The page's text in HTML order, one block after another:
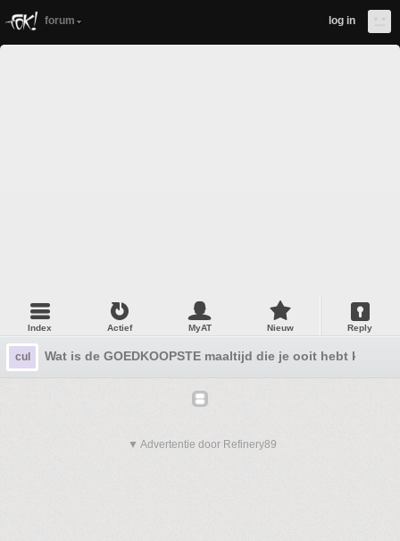
forum log in
Index Actief MyAT Nieuw Reply
cul Wat is de GOEDKOOPSTE maaltijd die je ooit hebt
▼ Advertentie door Refinery89